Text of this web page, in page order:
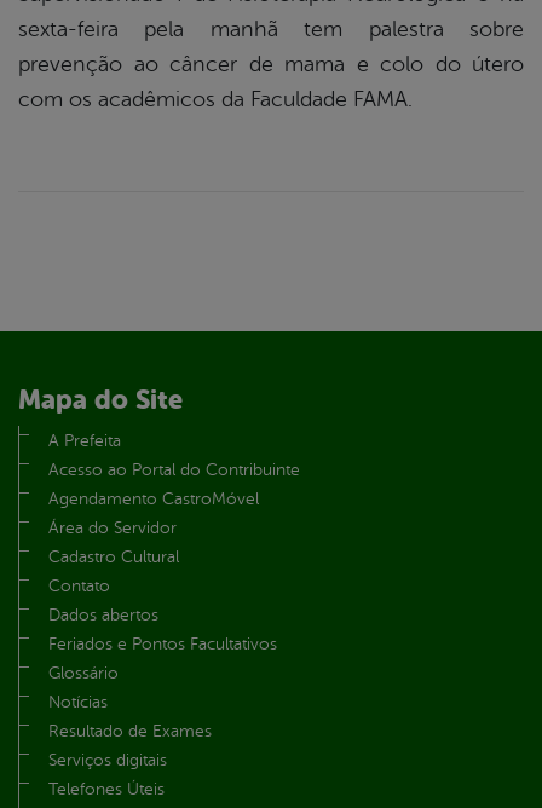
sexta-feira pela manhã tem palestra sobre
prevenção ao câncer de mama e colo do útero
com os acadêmicos da Faculdade FAMA.
Mapa do Site
A Prefeita
Acesso ao Portal do Contribuinte
Agendamento CastroMóvel
Área do Servidor
Cadastro Cultural
Contato
Dados abertos
Feriados e Pontos Facultativos
Glossário
Notícias
Resultado de Exames
Serviços digitais
Telefones Úteis